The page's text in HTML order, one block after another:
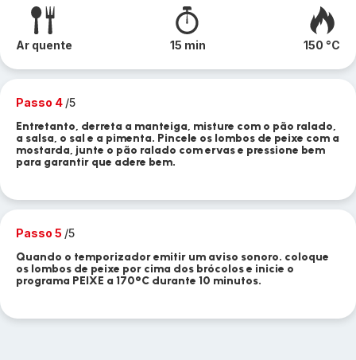
Ar quente 15 min 150 °C
Passo 4 /5
Entretanto, derreta a manteiga, misture com o pão ralado,
a salsa, o sal e a pimenta. Pincele os lombos de peixe com a
mostarda, junte o pão ralado com ervas e pressione bem
para garantir que adere bem.
Passo 5 /5
Quando o temporizador emitir um aviso sonoro. coloque
os lombos de peixe por cima dos brócolos e inicie o
programa PEIXE a 170°C durante 10 minutos.